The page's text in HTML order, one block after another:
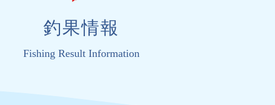
釣果情報
Fishing Result Information